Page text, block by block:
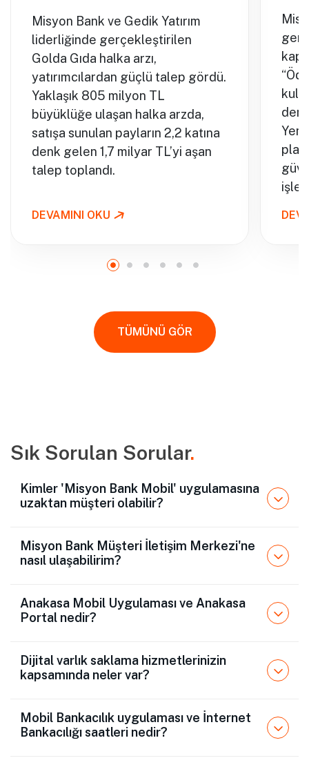
Misyon Bank ve Gedik Yatırım
liderliğinde gerçekleştirilen
Golda Gıda halka arzı,
yatırımcılardan güçlü talep gördü.
Yaklaşık 805 milyon TL
büyüklüğe ulaşan halka arzda,
satışa sunulan payların 2,2 katına
denk gelen 1,7 milyar TL’yi aşan
talep toplandı.
DEVAMINI OKU
Yeni
TÜMÜNÜ GÖR
Sık Sorulan Sorular.
Kimler 'Misyon Bank Mobil' uygulamasına
uzaktan müşteri olabilir?
Misyon Bank Müşteri İletişim Merkezi'ne
nasıl ulaşabilirim?
Anakasa Mobil Uygulaması ve Anakasa
Portal nedir?
Dijital varlık saklama hizmetlerinizin
kapsamında neler var?
Mobil Bankacılık uygulaması ve İnternet
Bankacılığı saatleri nedir?